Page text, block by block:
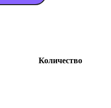
Количество